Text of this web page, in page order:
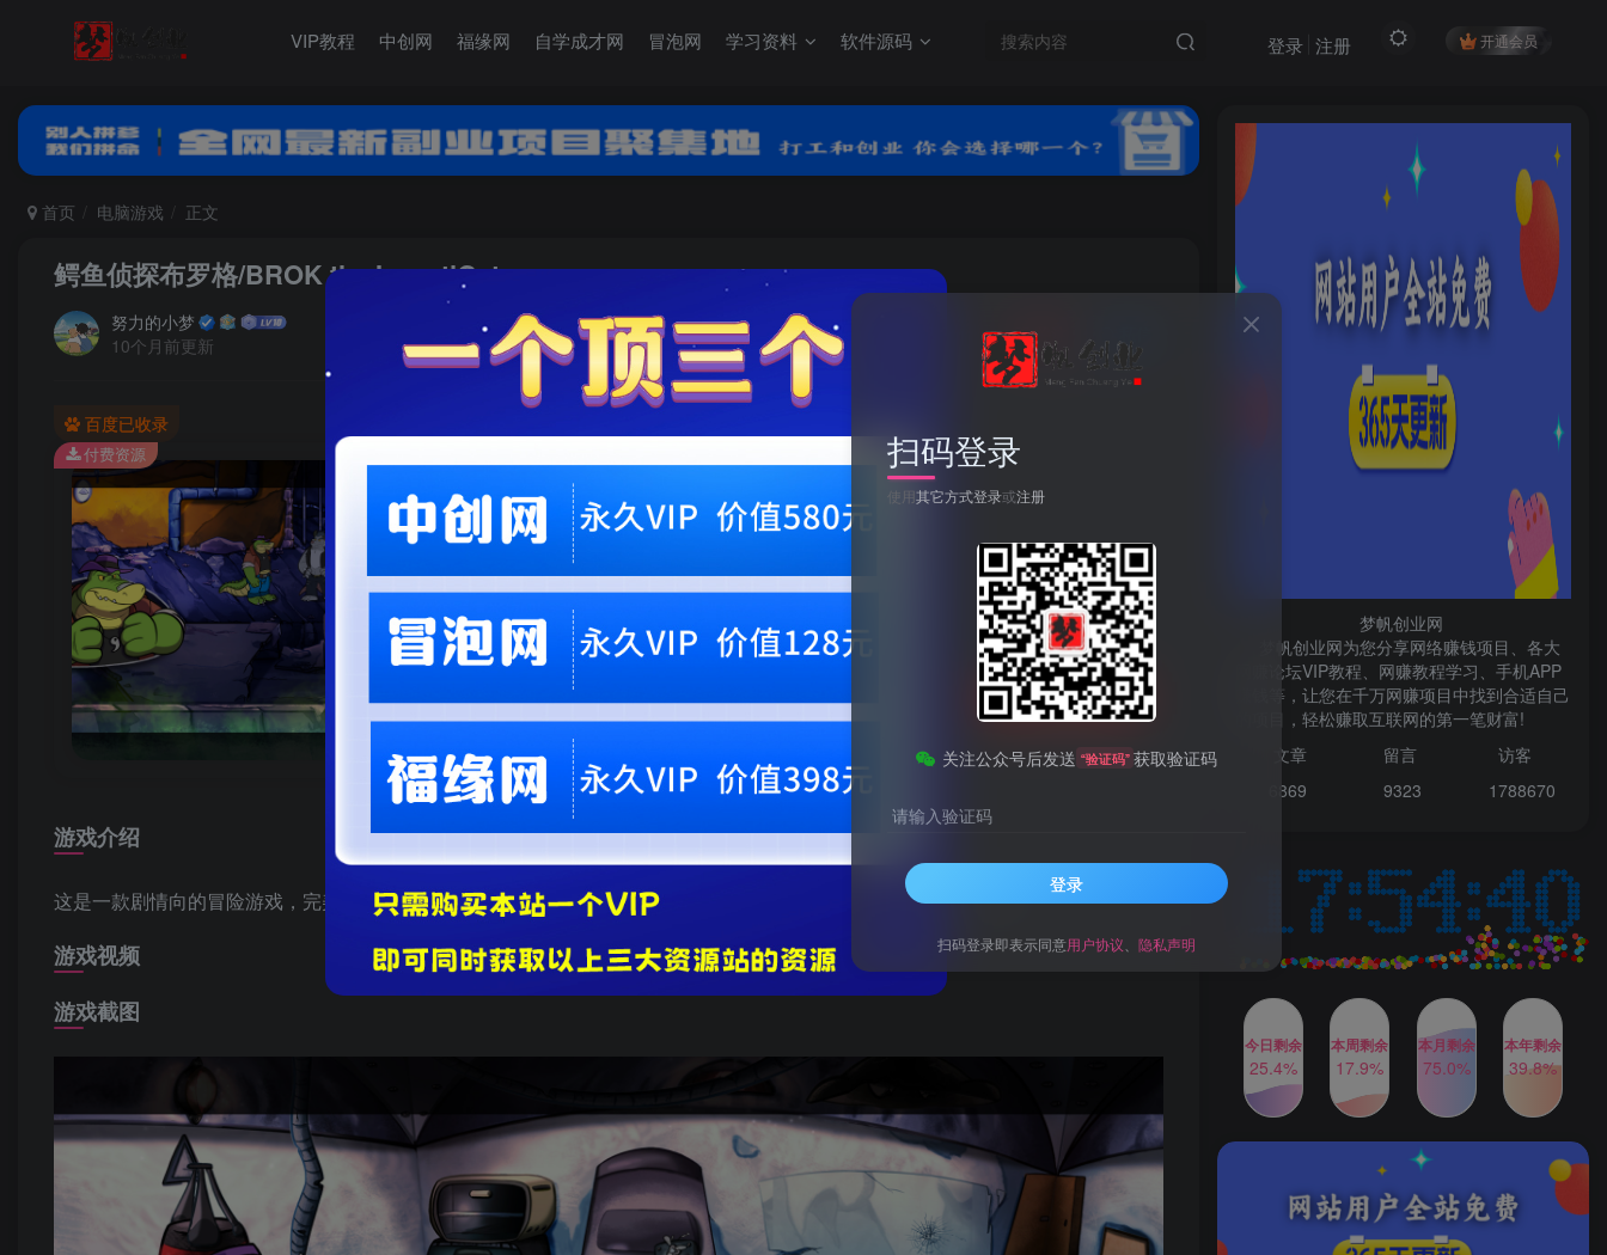
VIP教程 中创网 福缘网 自学成才网 冒泡网 学习资料 软件源码 开通会员
登录 注册
首页 电脑游戏 正文
鳄鱼侦探布罗格/BROK the InvestiGator
努力的小梦
10个月前更新
关注
0 81 24
百度已收录
鳄鱼侦探布罗格/BROK the InvestiGator
此内容为付费资源，请付费后查看
梦币9.9
梦币1
钻石会员 免费
立即购买
您当前未登录！建议登陆后购买，可保存购买订单。微信支付联系微信：chen185599521
付费资源
游戏介绍
这是一款剧情向的冒险游戏，完美地混合了动作格斗和案件推理元素。你会选择通过智力去破案……亦或是蛮力呢？
游戏视频
游戏截图
HI！请登录
登录
1W+人已阅读
多多视频撸收益最新玩法，
高收益技术，单日变现
2000+，附赠全套技术资料
2年前 1W+人已阅读
AI制作美女图片，暴力吸引
男粉，收益轻松突破四位
数，操作简单 上手难度低
2年前 1W+人已阅读
TOP3
2024年最新玩法转转无货源
电商，新手小白 简单操作，
长期稳定 日收入500＋
2年前 1W+人已阅读
TOP4
发行人计划蛋仔派对全新玩
法，一天3000＋，蓝海暴力
变现2年前
梦帆创业网
梦帆创业网为您分享网络赚钱项目、各大
网赚论坛VIP教程、网赚教程学习、手机APP
赚钱等，让您在千万网赚项目中找到合适自己
的项目，轻松赚取互联网的第一笔财富!
文章 留言 访客
6869 9323 1788670
今日剩余
25.4%
本周剩余
17.9%
本月剩余
75.0%
本年剩余
39.8%
扫码登录
使用其它方式登录或注册
关注公众号后发送 “验证码” 获取验证码
请输入验证码
登录
扫码登录即表示同意用户协议 隐私声明